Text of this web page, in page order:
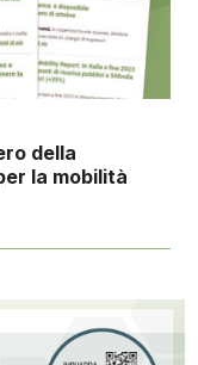
della
la mobilità